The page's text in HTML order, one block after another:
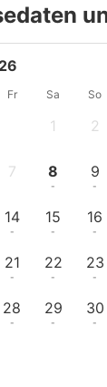
Fr Sa So
1 2
7 8
-
9
-
14
-
15
-
16
-
21
-
22
-
23
-
28
-
29
-
30
-